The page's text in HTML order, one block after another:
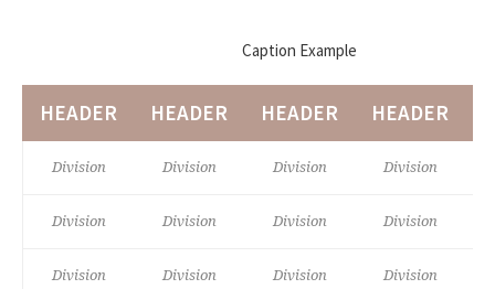
Caption Example
HEADER HEADER HEADER HEADER
Division Division Division Division
Division Division Division Division
Division Division Division Division